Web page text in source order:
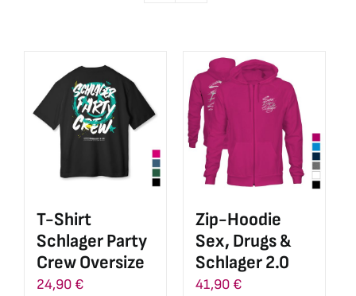
T-Shirt
Schlager Party
Crew Oversize
24,90 €
Zip-Hoodie
Sex, Drugs &
Schlager 2.0
41,90 €